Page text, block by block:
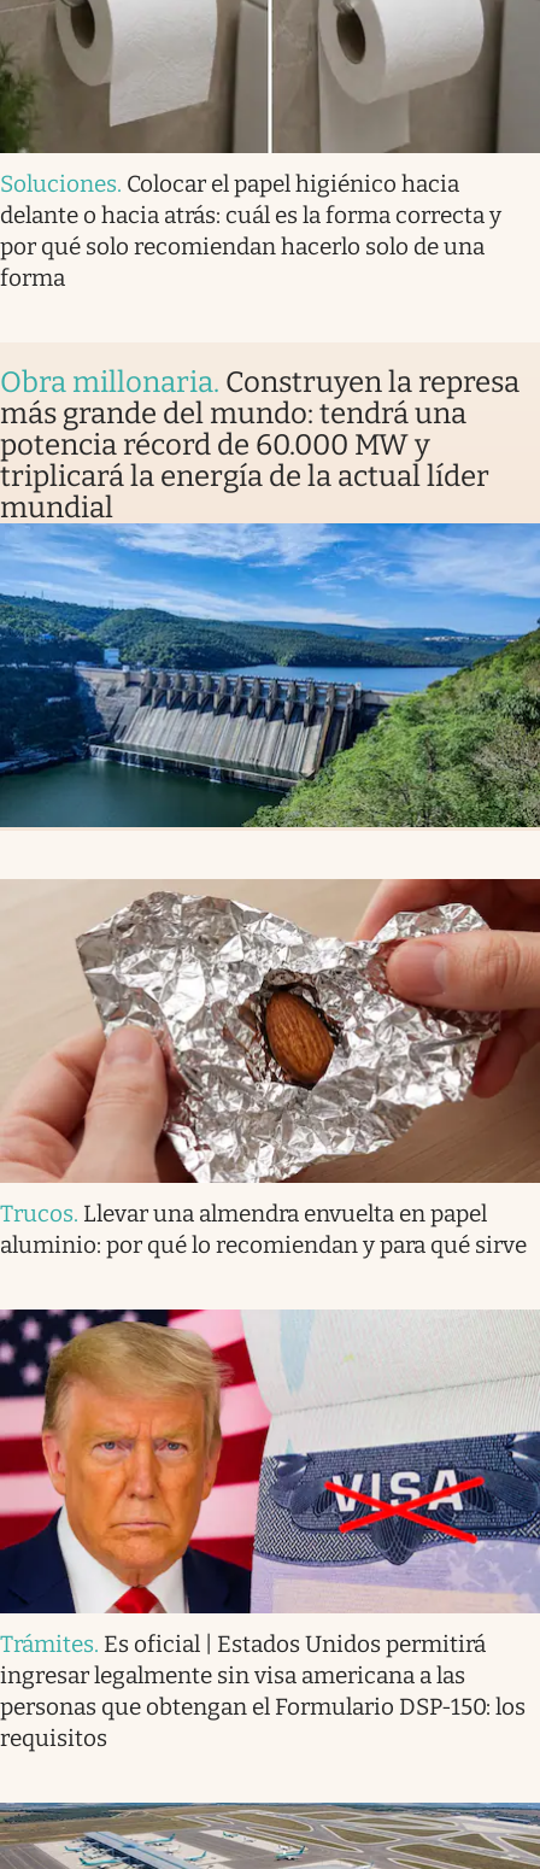
Soluciones. Colocar el papel higiénico hacia
delante o hacia atrás: cuál es la forma correcta y
por qué solo recomiendan hacerlo solo de una
forma
Obra millonaria. Construyen la represa
más grande del mundo: tendrá una
potencia récord de 60.000 MW y
triplicará la energía de la actual líder
mundial
Trucos. Llevar una almendra envuelta en papel
aluminio: por qué lo recomiendan y para qué sirve
Trámites. Es oficial | Estados Unidos permitirá
ingresar legalmente sin visa americana a las
personas que obtengan el Formulario DSP-150: los
requisitos